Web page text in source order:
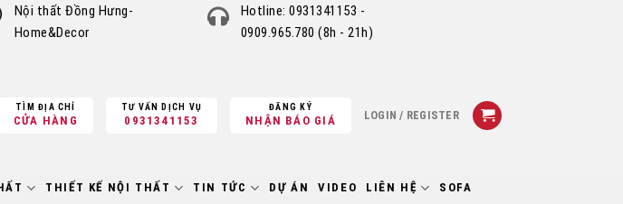
Nội thất Đồng Hưng-
Home&Decor
Hotline:0931341153 -
0909.965.780(8h - 21h)
TÌM ĐỊA CHỈ
CỬA HÀNG
TƯ VẤN DỊCH VỤ
0931341153
ĐĂNG KÝ
NHẬN BÁO GIÁ LOGIN / REGISTER
THIẾT KẾ NỘI THẤT TIN TỨC DỰ ÁN VIDEO LIÊN HỆ SOFA